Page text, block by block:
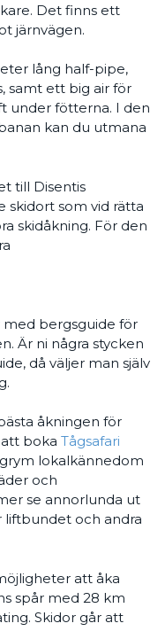
Det finns ett
järnvägen.
lång half-pipe,
samt ett big air för
under fötterna. I den
kan du utmana
till Disentis
skidort som vid rätta
skidåkning. För den
bergsguide för
Är ni några stycken
då väljer man själv
åkningen för
boka Tågsafari
lokalkännedom
och
se annorlunda ut
liftbundet och andra
att åka
spår med 28 km
Skidor går att